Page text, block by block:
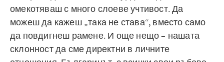
омекотяваш с много слоеве учтивост. Да
можеш да кажеш „така не става“, вместо само
да повдигнеш рамене. И още нещо – нашата
склонност да сме директни в личните